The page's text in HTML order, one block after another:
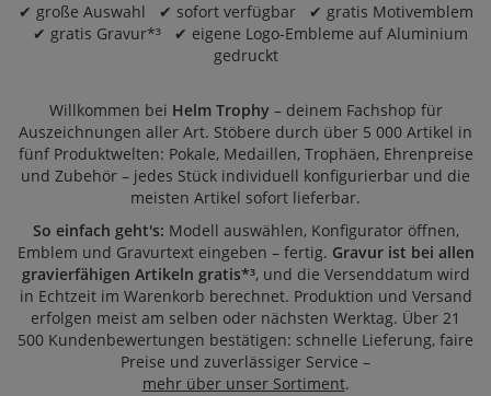
✔ große Auswahl ✔ sofort verfügbar ✔ gratis Motivemblem
✔ gratis Gravur*³ ✔ eigene Logo‑Embleme auf Aluminium
gedruckt
Willkommen bei Helm Trophy– deinem Fachshop für
Auszeichnungen aller Art. Stöbere durch über 5 000 Artikel in
fünf Produktwelten: Pokale, Medaillen, Trophäen, Ehrenpreise
und Zubehör – jedes Stück individuell konfigurierbar und die
meisten Artikel sofort lieferbar.
So einfach geht's: Modell auswählen, Konfigurator öffnen,
Emblem und Gravurtext eingeben – fertig. Gravur ist bei allen
gravierfähigen Artikeln gratis*³, und die Versenddatum wird
in Echtzeit im Warenkorb berechnet. Produktion und Versand
erfolgen meist am selben oder nächsten Werktag. Über 21
500 Kundenbewertungen bestätigen: schnelle Lieferung, faire
Preise und zuverlässiger Service –
mehr über unser Sortiment.